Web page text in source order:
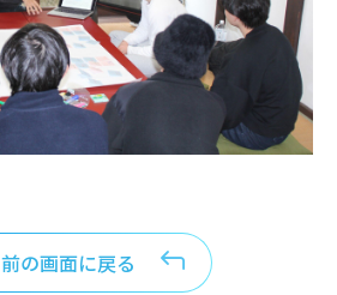
前の画面に戻る